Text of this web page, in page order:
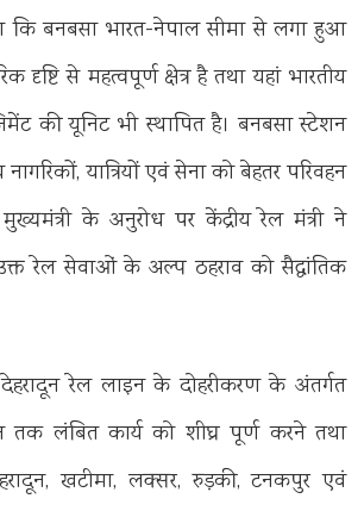
कि बनबसा भारत-नेपाल सीमा से लगा हुआ
दृष्टि से महत्वपूर्ण क्षेत्र है तथा यहां भारतीय
की यूनिट भी स्थापित है। बनबसा स्टेशन
यात्रियों एवं सेना को बेहतर परिवहन
मुख्यमंत्री के अनुरोध पर केंद्रीय रेल मंत्री ने
रेल सेवाओं के अल्प ठहराव को सैद्धांतिक
देहरादून रेल लाइन के दोहरीकरण के अंतर्गत
तक लंबित कार्य को शीघ्र पूर्ण करने तथा
देहरादून, खटीमा, लक्सर, रुड़की, टनकपुर एवं